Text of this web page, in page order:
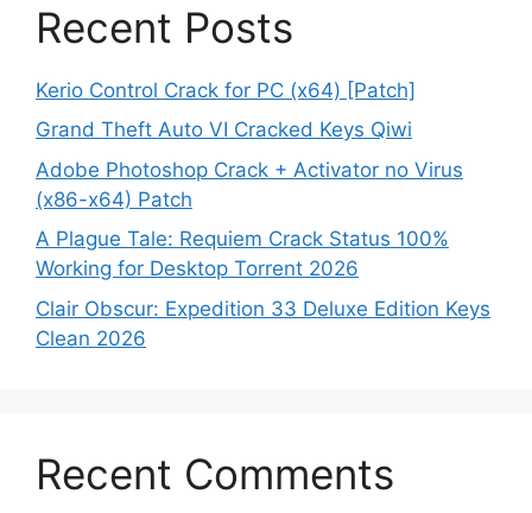
Recent Posts
Kerio Control Crack for PC (x64) [Patch]
Grand Theft Auto VI Cracked Keys Qiwi
Adobe Photoshop Crack + Activator no Virus
(x86-x64) Patch
A Plague Tale: Requiem Crack Status 100%
Working for Desktop Torrent 2026
Clair Obscur: Expedition 33 Deluxe Edition Keys
Clean 2026
Recent Comments